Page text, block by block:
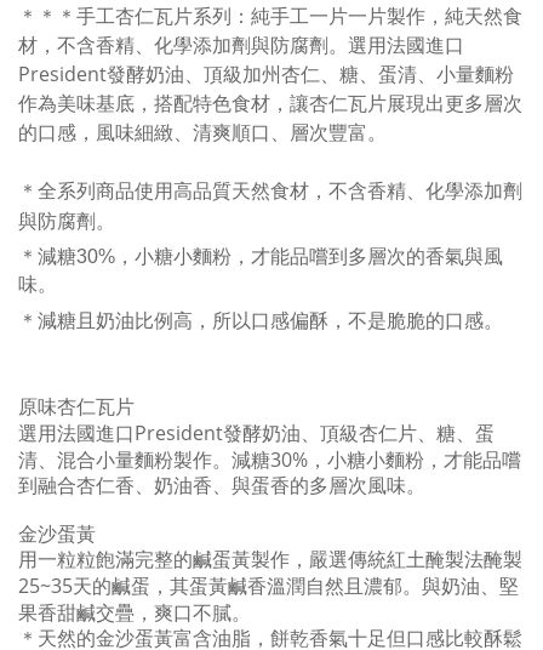
＊＊＊手工杏仁瓦片系列：純手工一片一片製作，純天然食
材，不含香精、化學添加劑與防腐劑。選用法國進口
President發酵奶油、頂級加州杏仁、糖、蛋清、小量麵粉
作為美味基底，搭配特色食材，讓杏仁瓦片展現出更多層次
的口感，風味細緻、清爽順口、層次豐富。
＊全系列商品使用高品質天然食材， 不含香精、化學添加劑
與防腐劑。
＊減糖30% ，小糖小麵粉， 才能品嚐到多層次的香氣與風
味。
＊減糖且奶油比例高，所以口感偏酥，不是脆脆的口感。
原味杏仁瓦片
選用法國進口President發酵奶油、頂級杏仁片、糖、蛋
清、混合小量麵粉製作。 減糖30%，小糖小麵粉，才能品嚐
到融合杏仁香、奶油香、與蛋香的多層次風味。
金沙蛋黃
用一粒粒飽滿完整的鹹蛋黃製作，嚴選傳統紅土醃製法醃製
25~35天的鹹蛋，其蛋黃鹹香溫潤自然且濃郁。與奶油、堅
果香甜鹹交疊，爽口不膩。
＊天然的金沙蛋黃富含油脂 ，餅乾香氣十足但口感比較酥鬆